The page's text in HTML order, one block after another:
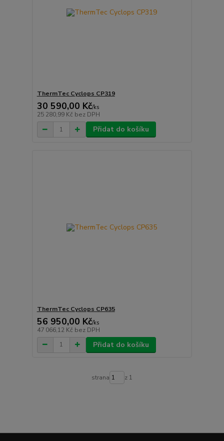
ThermTec Cyclops CP319
30 590,00 Kč/ks
25 280,99 Kč bez DPH
Přidat do košíku
ThermTec Cyclops CP635
56 950,00 Kč/ks
47 066,12 Kč bez DPH
Přidat do košíku
strana z 1